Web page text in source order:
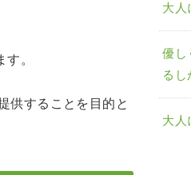
。
供することを目的と
大人
優し
るし
大人